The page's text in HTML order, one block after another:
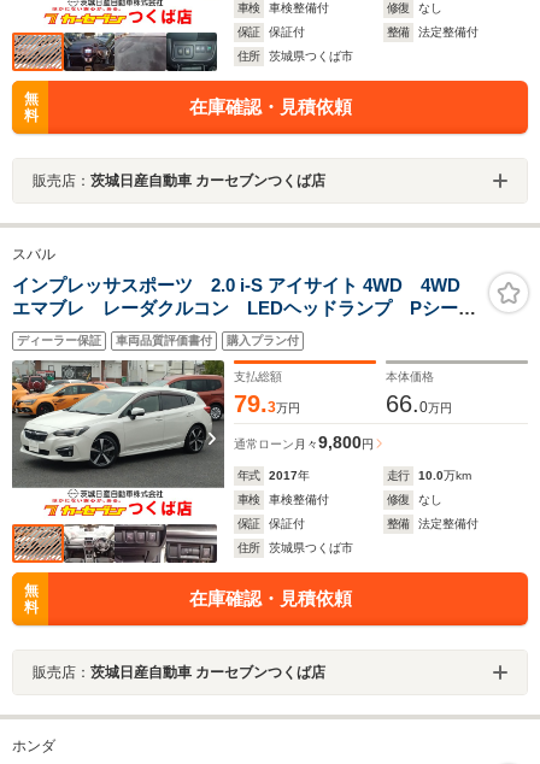
車検
車検整備付 修復
なし
保証
保証付 整備
法定整備付
住所
茨城県つくば市
無
料
在庫確認・見積依頼
販売店： 茨城日産自動車 カーセブンつくば店
スバル
インプレッサスポーツ 2.0 i-S アイサイト 4WD 4WD
エマブレ レーダクルコン LEDヘッドランプ Pシー
ト 禁煙 アイドリングストップ機能 フルオートエア
コン ブルートゥースオーディオ ハイビームアシス
ト 1オーナー LKA USB接続 記録簿
ディーラー保証 車両品質評価書付 購入プラン付
支払総額
79.3万円
本体価格
66.0万円
通常ローン 月々9,800円
年式 2017年 走行 10.0万km
車検
車検整備付 修復
なし
保証
保証付 整備
法定整備付
住所
茨城県つくば市
無
料
在庫確認・見積依頼
販売店： 茨城日産自動車 カーセブンつくば店
ホンダ